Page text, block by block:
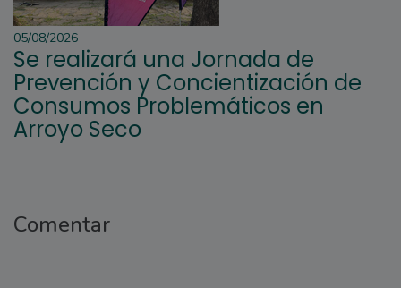
05/08/2026
Se realizará una Jornada de
Prevención y Concientización de
Consumos Problemáticos en
Arroyo Seco
Comentar